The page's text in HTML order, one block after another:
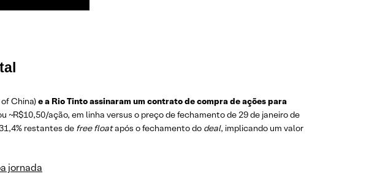
China)e a Rio Tinto assinaram um contrato de compra de ações para
~R$10,50/ação, em linha versus o preço de fechamento de 29 de janeiro de
restantes de free floatapós o fechamento do deal, implicando um valor
jornada